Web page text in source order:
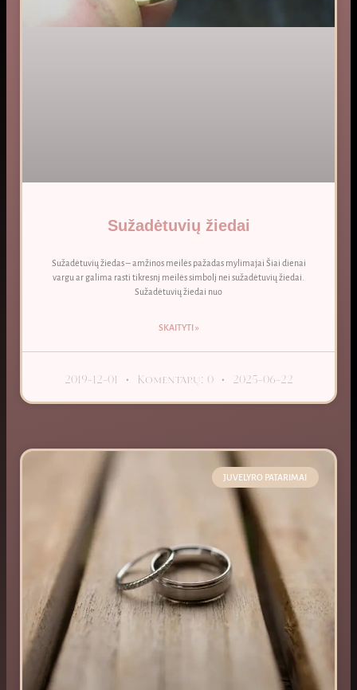
Sužadėtuvių žiedai
Sužadėtuvių žiedas – amžinos meilės pažadas mylimajai Šiai dienai
vargu ar galima rasti tikresnį meilės simbolį nei sužadėtuvių žiedai.
Sužadėtuvių žiedai nuo
SKAITYTI »
2019-12-01 Komentarų: 0 2025-06-22
JUVELYRO PATARIMAI